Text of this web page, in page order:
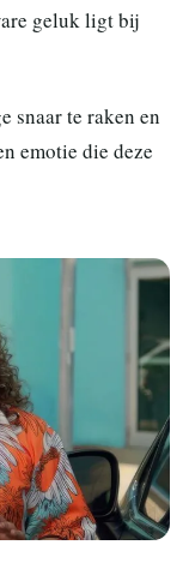
geluk ligt bij
snaar te raken en
emotie die deze